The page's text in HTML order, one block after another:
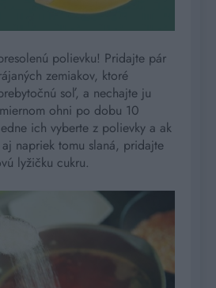
polievku! Pridajte pár
zemiakov, ktoré
soľ, a nechajte ju
ohni po dobu 10
ich vyberte z polievky a ak
napriek tomu slaná, pridajte
lyžičku cukru.